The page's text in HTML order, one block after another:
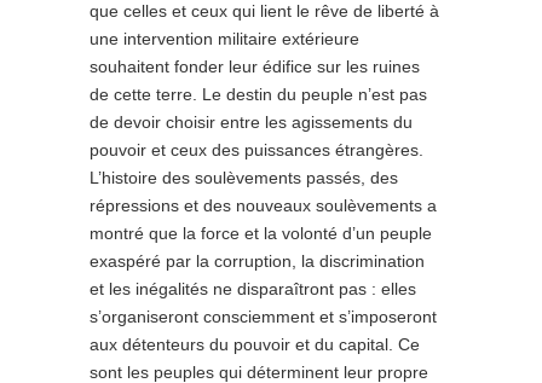
que celles et ceux qui lient le rêve de liberté à
une intervention militaire extérieure
souhaitent fonder leur édifice sur les ruines
de cette terre. Le destin du peuple n’est pas
de devoir choisir entre les agissements du
pouvoir et ceux des puissances étrangères.
L’histoire des soulèvements passés, des
répressions et des nouveaux soulèvements a
montré que la force et la volonté d’un peuple
exaspéré par la corruption, la discrimination
et les inégalités ne disparaîtront pas : elles
s’organiseront consciemment et s’imposeront
aux détenteurs du pouvoir et du capital. Ce
sont les peuples qui déterminent leur propre